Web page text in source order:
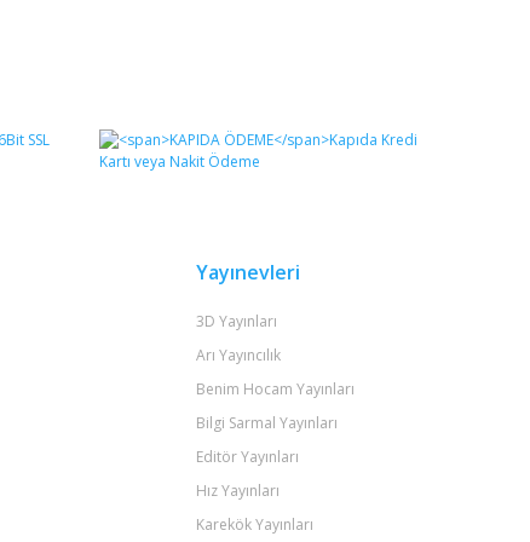
Yayınevleri
3D Yayınları
Arı Yayıncılık
Benim Hocam Yayınları
Bilgi Sarmal Yayınları
Editör Yayınları
Hız Yayınları
Karekök Yayınları